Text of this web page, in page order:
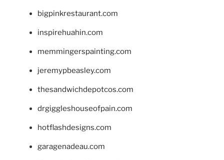
bigpinkrestaurant.com
inspirehuahin.com
memmingerspainting.com
jeremypbeasley.com
thesandwichdepotcos.com
drgiggleshouseofpain.com
hotflashdesigns.com
garagenadeau.com